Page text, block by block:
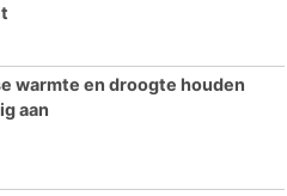
warmte en droogte houden
aan